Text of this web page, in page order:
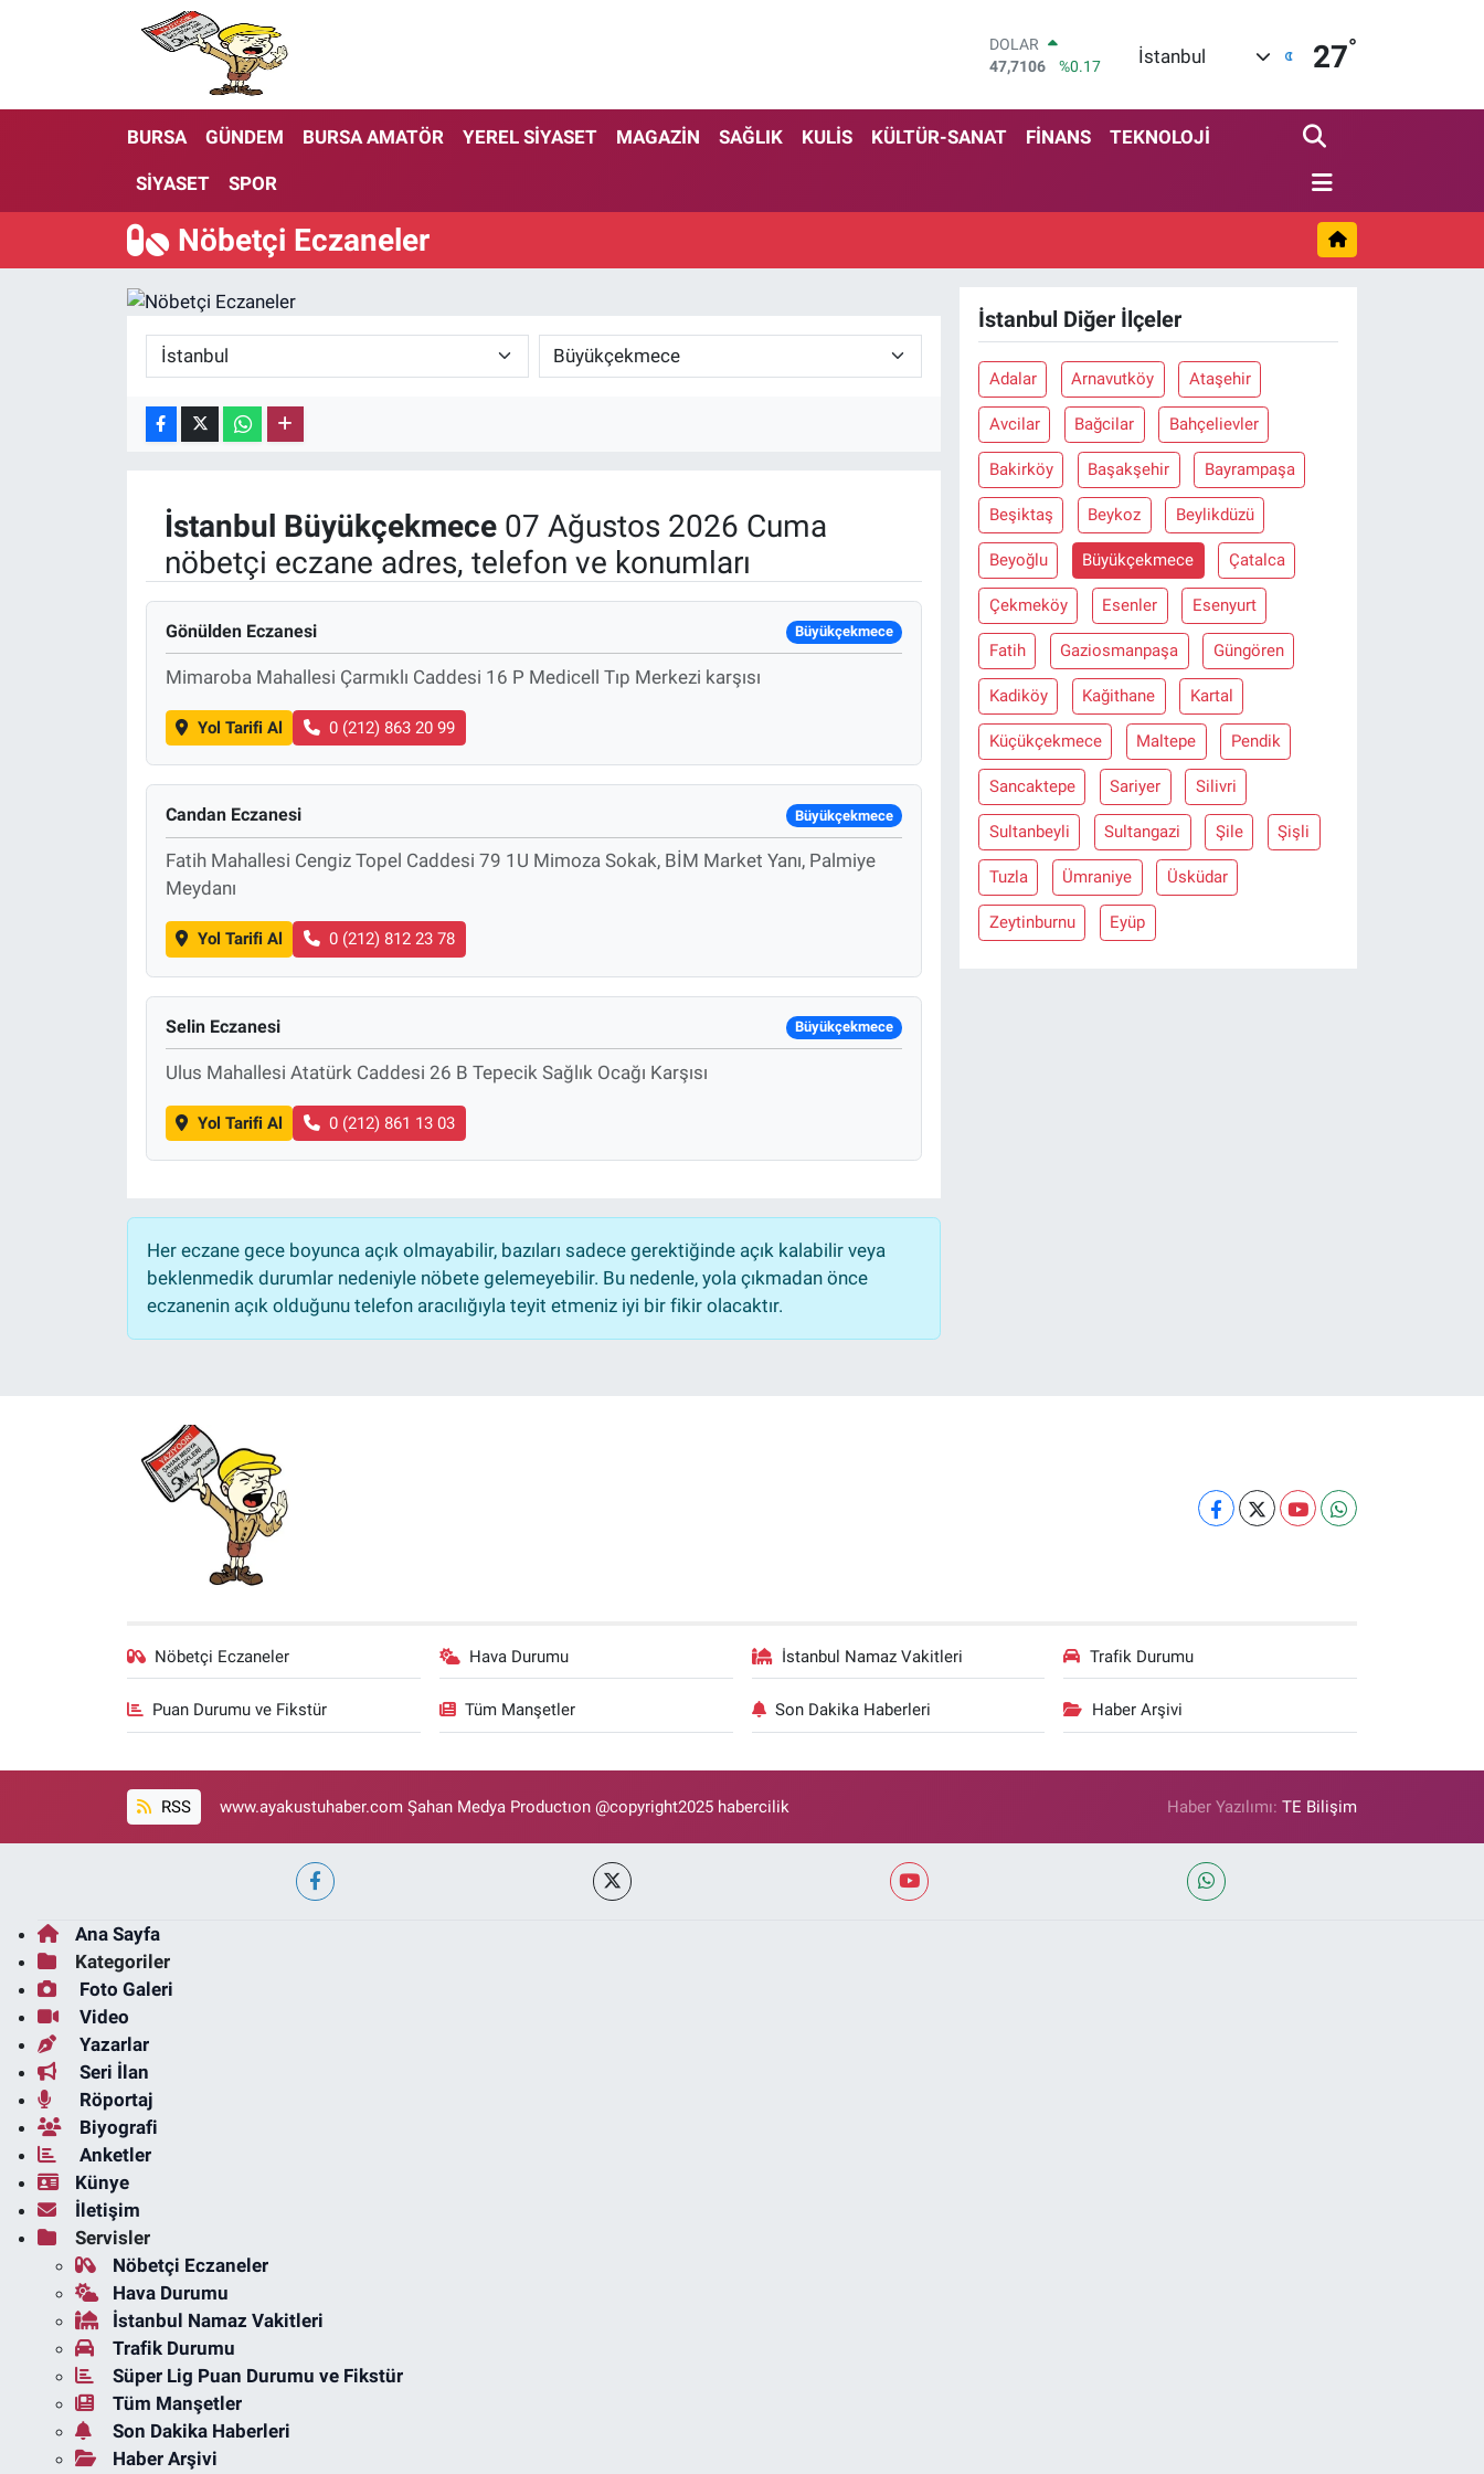
DOLAR
47,7106
%0.17
55,1652
%0.27
STERLİN
BITCOIN
İstanbul 27°
BURSA GÜNDEM BURSA AMATÖR YEREL SİYASET MAGAZİN SAĞLIK KULİS KÜLTÜR-SANAT FİNANS TEKNOLOJİ
SİYASET SPOR
Nöbetçi Eczaneler
İstanbul Büyükçekmece07 Ağustos 2026 Cuma
nöbetçi eczane adres, telefon ve konumları
Gönülden Eczanesi Büyükçekmece
Mimaroba Mahallesi Çarmıklı Caddesi 16 P Medicell Tıp Merkezi karşısı
Yol Tarifi Al 0 (212) 863 20 99
Candan Eczanesi Büyükçekmece
Fatih Mahallesi Cengiz Topel Caddesi 79 1U Mimoza Sokak, BİM Market Yanı, Palmiye
Meydanı
Yol Tarifi Al 0 (212) 812 23 78
Selin Eczanesi Büyükçekmece
Ulus Mahallesi Atatürk Caddesi 26 B Tepecik Sağlık Ocağı Karşısı
Yol Tarifi Al 0 (212) 861 13 03
Her eczane gece boyunca açık olmayabilir, bazıları sadece gerektiğinde açık kalabilir veya
beklenmedik durumlar nedeniyle nöbete gelemeyebilir. Bu nedenle, yola çıkmadan önce
eczanenin açık olduğunu telefon aracılığıyla teyit etmeniz iyi bir fikir olacaktır.
İstanbul Diğer İlçeler
Adalar Arnavutköy Ataşehir
Avcilar Bağcilar Bahçelievler
Bakirköy Başakşehir Bayrampaşa
Beşiktaş Beykoz Beylikdüzü
Beyoğlu Büyükçekmece Çatalca
Çekmeköy Esenler Esenyurt
Fatih Gaziosmanpaşa Güngören
Kadiköy Kağithane Kartal
Küçükçekmece Maltepe Pendik
Sancaktepe Sariyer Silivri
Sultanbeyli Sultangazi Şile Şişli
Tuzla Ümraniye Üsküdar
Zeytinburnu Eyüp
Nöbetçi Eczaneler Hava Durumu İstanbul Namaz Vakitleri Trafik Durumu
Puan Durumu ve Fikstür Tüm Manşetler Son Dakika Haberleri Haber Arşivi
RSS www.ayakustuhaber.com Şahan Medya Productıon @copyright2025 habercilik Haber Yazılımı:TE Bilişim
Ana Sayfa
Kategoriler
Foto Galeri
Video
Yazarlar
Seri İlan
Röportaj
Biyografi
Anketler
Künye
İletişim
Servisler
Nöbetçi Eczaneler
Hava Durumu
İstanbul Namaz Vakitleri
Trafik Durumu
Süper Lig Puan Durumu ve Fikstür
Tüm Manşetler
Son Dakika Haberleri
Haber Arşivi